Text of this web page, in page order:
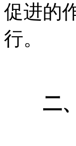
促进的
行。
二